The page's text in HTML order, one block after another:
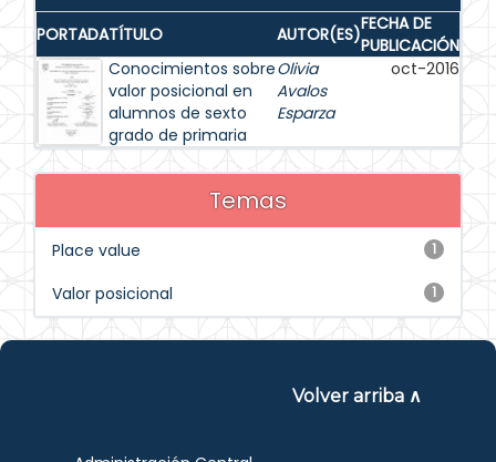
PORTADATÍTULO AUTOR(ES)FECHA DE
PUBLICACIÓN
Conocimientos sobre
valor posicional en
alumnos de sexto
grado de primaria
Olivia
Avalos
Esparza
oct-2016
Temas
1
Place value
1
Valor posicional
Volver arriba ∧